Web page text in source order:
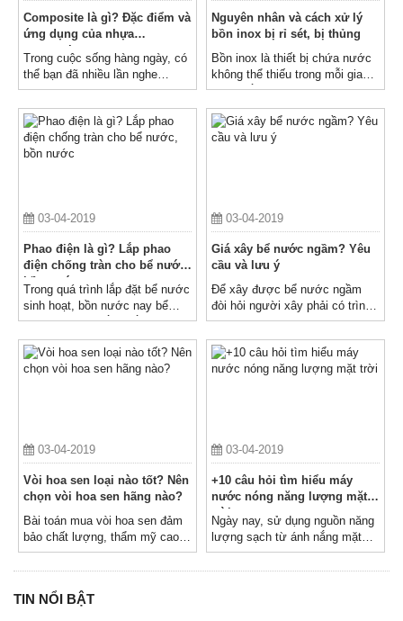
Composite là gì? Đặc điểm và
ứng dụng của nhựa
composite
Trong cuộc sống hàng ngày, có
thể bạn đã nhiều lần nghe
đến composite hay nhựa
composite nhưng lại chưa hiểu
nhiều về chúng
Nguyên nhân và cách xử lý
bồn inox bị rỉ sét, bị thủng
Bồn inox là thiết bị chứa nước
không thể thiếu trong mỗi gia
đình nhằm chứa nước sạch
dùng cho sinh hoạt. Mặc dù làm
từ chất liệu inox nhưng trên
thực tế
03-04-2019
Phao điện là gì? Lắp phao
điện chống tràn cho bể nước,
bồn nước
Trong quá trình lắp đặt bể nước
sinh hoạt, bồn nước nay bể
nước ngầm, chắc chắn không
thể thiếu một thiết bị thường
được lắp kèm đó là phao tự
ngắt chống tràn nước
03-04-2019
Giá xây bể nước ngầm? Yêu
cầu và lưu ý
Để xây được bể nước ngầm
đòi hỏi người xây phải có trình
độ kỹ thuật cao, các tiêu chuẩn
đặt ra chặt chẽ, yêu cầu khắt
khe
03-04-2019
Vòi hoa sen loại nào tốt? Nên
chọn vòi hoa sen hãng nào?
Bài toán mua vòi hoa sen đảm
bảo chất lượng, thẩm mỹ cao
luôn khiến khách hàng đau đầu
nhất
03-04-2019
+10 câu hỏi tìm hiểu máy
nước nóng năng lượng mặt
trời
Ngày nay, sử dụng nguồn năng
lượng sạch từ ánh nắng mặt
trời đã trở thành xu hướng phát
triển của toàn cầu
TIN NỔI BẬT